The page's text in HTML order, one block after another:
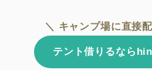
＼ キャンプ場に直接
テント借りるなら